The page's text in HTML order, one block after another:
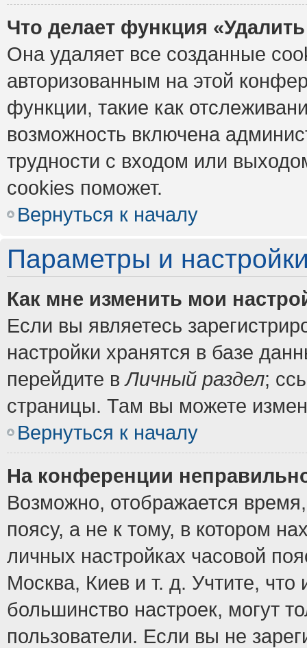
Что делает функция
Она удаляет все созданные
авторизованным на этой
функции, такие как
возможность включена
трудности с входом или
cookies поможет.
Вернуться к началу
Параметры и
Как мне изменить мои
Если вы являетесь
настройки хранятся в базе
перейдите вЛичный раздел;
страницы. Там вы можете
Вернуться к началу
На конференции
Возможно, отображается
поясу, а не к тому, в котором
личных настройках часовой
Москва, Киев и т. д. Учтите, что
большинство настроек, могут
пользователи. Если вы не